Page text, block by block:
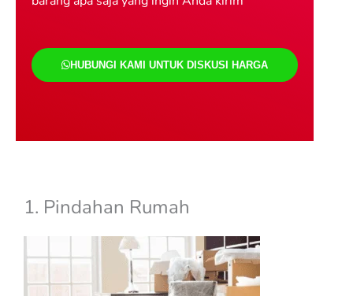
HUBUNGI KAMI UNTUK DISKUSI HARGA
1. Pindahan Rumah